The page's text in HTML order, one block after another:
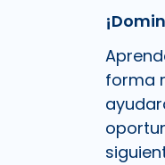
forma